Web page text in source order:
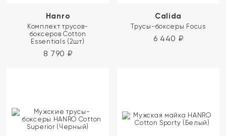
Hanro
Комплект трусов-
боксеров Cotton
Essentials (2шт)
8 790 ₽
Calida
Трусы-боксеры Focus
6 440 ₽